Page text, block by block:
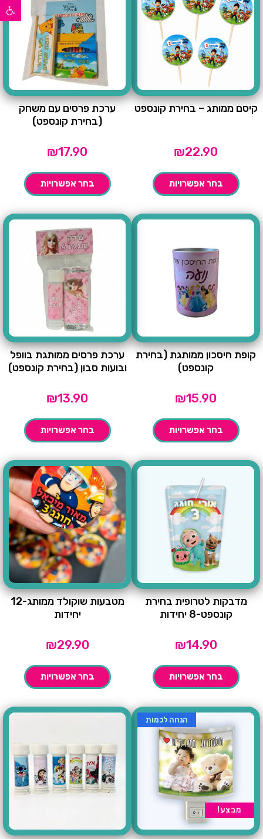
פתח סרגל נגישות
קיסם ממותג – בחירת קונספט
₪22.90
בחר אפשרויות
ערכת פרסים עם משחק
(בחירת קונספט)
₪17.90
בחר אפשרויות
קופת חיסכון ממותגת (בחירת
קונספט)
₪15.90
בחר אפשרויות
ערכת פרסים ממותגת בוופל
ובועות סבון (בחירת קונספט)
₪13.90
בחר אפשרויות
מדבקות לטרופית בחירת
קונספט-8 יחידות
₪14.90
בחר אפשרויות
מטבעות שוקולד ממותג-12
יחידות
₪29.90
בחר אפשרויות
מבצע!
הנחה לכמות